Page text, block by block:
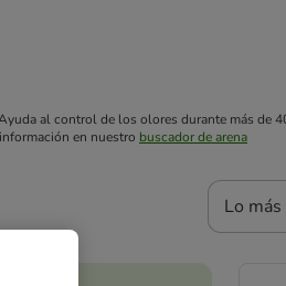
al control de los olores durante más de
en nuestro buscador de arena
Lo